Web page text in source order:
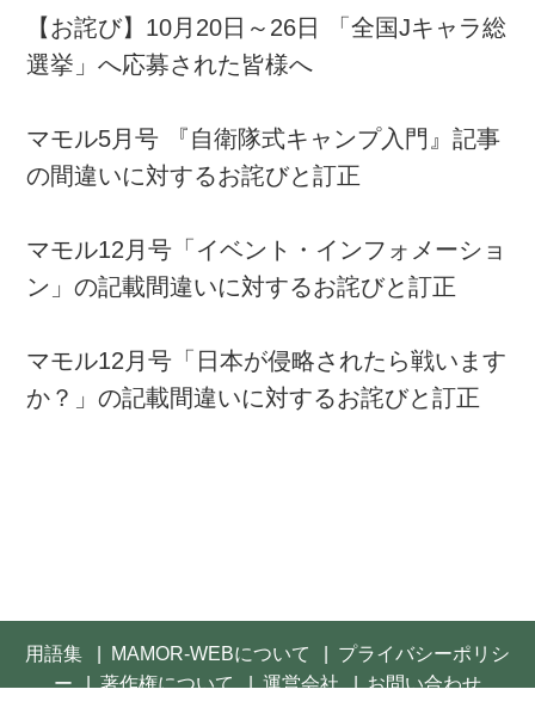
【お詫び】10月20日～26日 「全国Jキャラ総
選挙」へ応募された皆様へ
マモル5月号 『自衛隊式キャンプ入門』記事
の間違いに対するお詫びと訂正
マモル12月号「イベント・インフォメーショ
ン」の記載間違いに対するお詫びと訂正
マモル12月号「日本が侵略されたら戦います
か？」の記載間違いに対するお詫びと訂正
用語集 MAMOR-WEBについて
プライバシーポリシ
ー
著作権について 運営会社
お問い合わせ